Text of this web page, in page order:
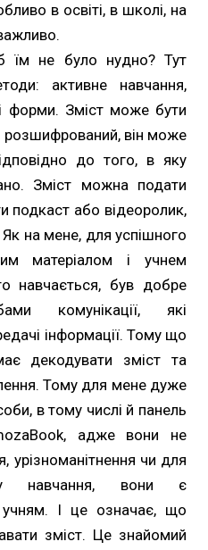
в освіті, в школі, на
їм не було нудно? Тут
активне навчання,
форми. Зміст може бути
розшифрований, він може
до того, в яку
Зміст можна подати
подкаст або відеоролик,
на мене, для успішного
матеріалом і учнем
навчається, був добре
комунікації, які
інформації. Тому що
декодувати зміст та
Тому для мене дуже
в тому числі й панель
адже вони не
урізноманітнення чи для
навчання, вони є
учням. І це означає, що
зміст. Це знайомий